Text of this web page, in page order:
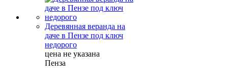
Деревянная веранда на
даче в Пензе под ключ
недорого
цена не указана
Пенза